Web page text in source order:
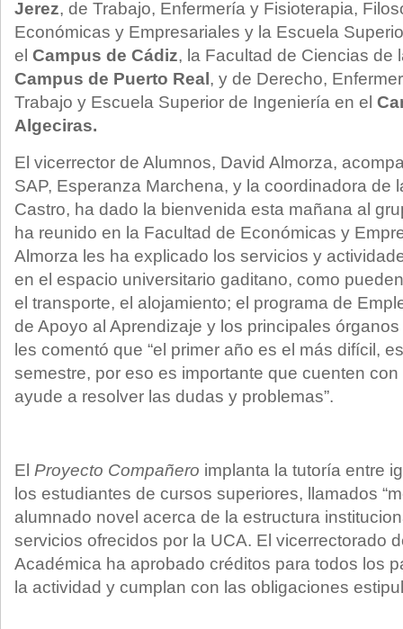
Jerez, de Trabajo, Enfermería y Fisioterapia,
Económicas y Empresariales y la Escuela
el Campus de Cádiz, la Facultad de Ciencias de
Campus de Puerto Real , y de Derecho,
Trabajo y Escuela Superior de Ingeniería en el
Algeciras.
El vicerrector de Alumnos, David Almorza,
SAP, Esperanza Marchena, y la coordinadora de
Castro, ha dado la bienvenida esta mañana al
ha reunido en la Facultad de Económicas y
Almorza les ha explicado los servicios y
en el espacio universitario gaditano, como
el transporte, el alojamiento; el programa de
de Apoyo al Aprendizaje y los principales
les comentó que “el primer año es el más difícil,
semestre, por eso es importante que cuenten
ayude a resolver las dudas y problemas”.
El Proyecto Compañero implanta la tutoría entre
los estudiantes de cursos superiores, llamados
alumnado novel acerca de la estructura
servicios ofrecidos por la UCA. El vicerrectorado
Académica ha aprobado créditos para todos los
la actividad y cumplan con las obligaciones